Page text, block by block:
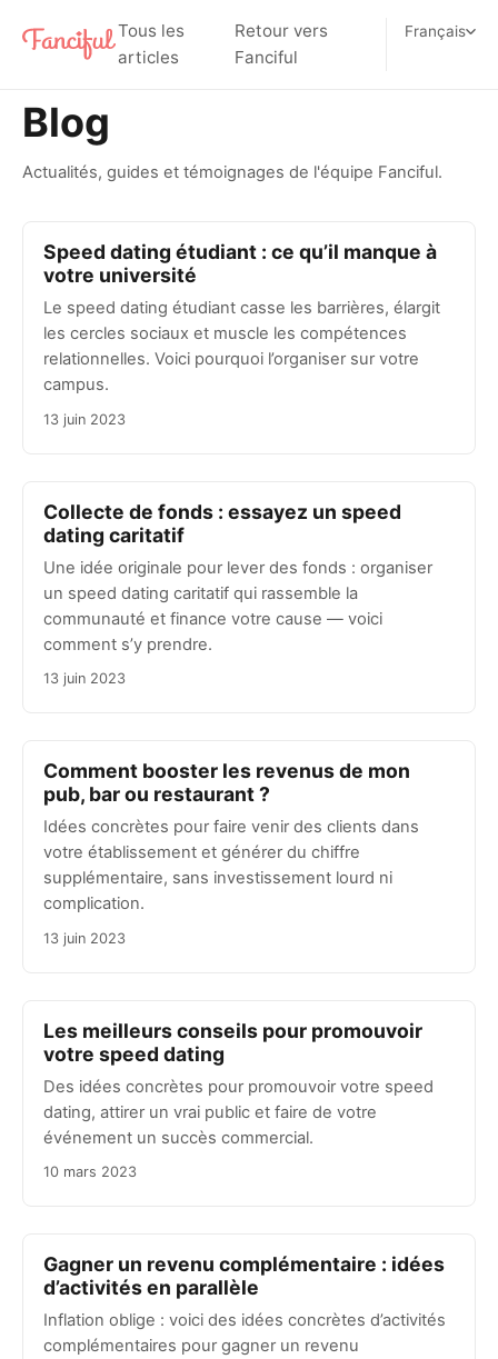
Tous les
articles
Retour vers
Fanciful
Français
Blog
Actualités, guides et témoignages de l'équipe Fanciful.
Speed dating étudiant : ce qu’il manque à
votre université
Le speed dating étudiant casse les barrières, élargit
les cercles sociaux et muscle les compétences
relationnelles. Voici pourquoi l’organiser sur votre
campus.
13 juin 2023
Collecte de fonds : essayez un speed
dating caritatif
Une idée originale pour lever des fonds : organiser
un speed dating caritatif qui rassemble la
communauté et finance votre cause — voici
comment s’y prendre.
13 juin 2023
Comment booster les revenus de mon
pub, bar ou restaurant ?
Idées concrètes pour faire venir des clients dans
votre établissement et générer du chiffre
supplémentaire, sans investissement lourd ni
complication.
13 juin 2023
Les meilleurs conseils pour promouvoir
votre speed dating
Des idées concrètes pour promouvoir votre speed
dating, attirer un vrai public et faire de votre
événement un succès commercial.
10 mars 2023
Gagner un revenu complémentaire : idées
d’activités en parallèle
Inflation oblige : voici des idées concrètes d’activités
complémentaires pour gagner un revenu